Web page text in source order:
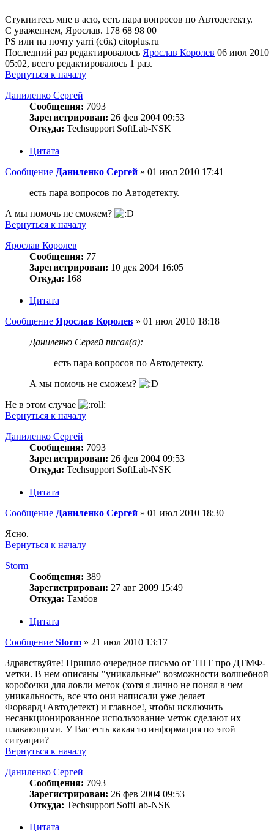
Стукнитесь мне в асю, есть пара вопросов по Автодетекту.
С уважением, Ярослав. 178 68 98 00
PS или на почту yarri (сбк) citoplus.ru
Последний раз редактировалось Ярослав Королев 06 июл 2010
05:02, всего редактировалось 1 раз.
Вернуться к началу
Даниленко Сергей
Сообщения: 7093
Зарегистрирован: 26 фев 2004 09:53
Откуда: Techsupport SoftLab-NSK
Цитата
Сообщение Даниленко Сергей » 01 июл 2010 17:41
есть пара вопросов по Автодетекту.
А мы помочь не сможем?
Вернуться к началу
Ярослав Королев
Сообщения: 77
Зарегистрирован: 10 дек 2004 16:05
Откуда: 168
Цитата
Сообщение Ярослав Королев » 01 июл 2010 18:18
Даниленко Сергей писал(а):
есть пара вопросов по Автодетекту.
А мы помочь не сможем?
Не в этом случае
Вернуться к началу
Даниленко Сергей
Сообщения: 7093
Зарегистрирован: 26 фев 2004 09:53
Откуда: Techsupport SoftLab-NSK
Цитата
Сообщение Даниленко Сергей » 01 июл 2010 18:30
Ясно.
Вернуться к началу
Storm
Сообщения: 389
Зарегистрирован: 27 авг 2009 15:49
Откуда: Тамбов
Цитата
Сообщение Storm » 21 июл 2010 13:17
Здравствуйте! Пришло очередное письмо от ТНТ про ДТМФ-
метки. В нем описаны "уникальные" возможности волшебной
коробочки для ловли меток (хотя я лично не понял в чем
уникальность, все что они написали уже делает
Форвард+Автодетект) и главное!, чтобы исключить
несанкционированное использование меток сделают их
плавающими. У Вас есть какая то информация по этой
ситуации?
Вернуться к началу
Даниленко Сергей
Сообщения: 7093
Зарегистрирован: 26 фев 2004 09:53
Откуда: Techsupport SoftLab-NSK
Цитата